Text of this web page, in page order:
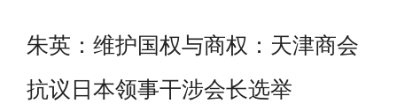
朱英：维护国权与商权：天津商会
抗议日本领事干涉会长选举